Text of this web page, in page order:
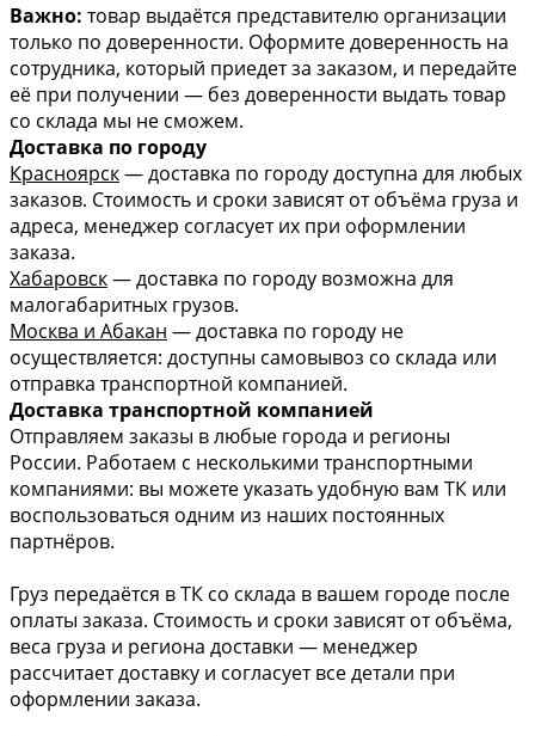
Важно: товар выдаётся представителю организации
только по доверенности. Оформите доверенность на
сотрудника, который приедет за заказом, и передайте
её при получении — без доверенности выдать товар
со склада мы не сможем.
Доставка по городу
Красноярск— доставка по городу доступна для любых
заказов. Стоимость и сроки зависят от объёма груза и
адреса, менеджер согласует их при оформлении
заказа.
Хабаровск— доставка по городу возможна для
малогабаритных грузов.
Москва и Абакан — доставка по городу не
осуществляется: доступны самовывоз со склада или
отправка транспортной компанией.
Доставка транспортной компанией
Отправляем заказы в любые города и регионы
России. Работаем с несколькими транспортными
компаниями: вы можете указать удобную вам ТК или
воспользоваться одним из наших постоянных
партнёров.
Груз передаётся в ТК со склада в вашем городе после
оплаты заказа. Стоимость и сроки зависят от объёма,
веса груза и региона доставки — менеджер
рассчитает доставку и согласует все детали при
оформлении заказа.